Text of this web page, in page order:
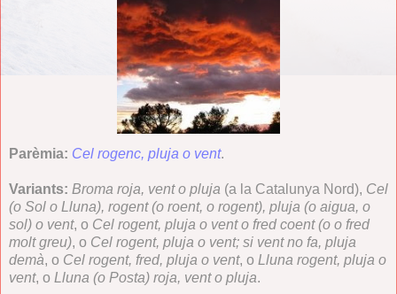
Parèmia: Cel rogenc, pluja o vent.
Variants: Broma roja, vent o pluja (a la Catalunya Nord), Cel
(o Sol o Lluna), rogent (o roent, o rogent), pluja (o aigua, o
sol) o vent, o Cel rogent, pluja o vent o fred coent (o o fred
molt greu), o Cel rogent, pluja o vent; si vent no fa, pluja
demà, o Cel rogent, fred, pluja o vent, o Lluna rogent, pluja o
vent, o Lluna (o Posta) roja, vent o pluja.